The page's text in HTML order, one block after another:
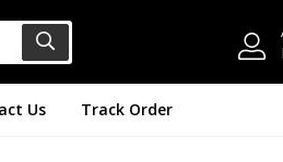
Us Track Order